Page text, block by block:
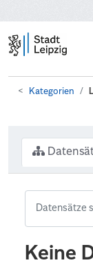
Kategorien
Keine